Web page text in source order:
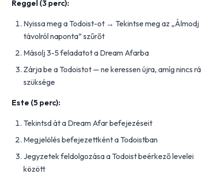
Reggel (3 perc):
Nyissa meg a Todoist-ot → Tekintse meg az „Álmodj
távolról naponta” szűrőt
Másolj 3-5 feladatot a Dream Afarba
Zárja be a Todoistot — ne keressen újra, amíg nincs rá
szüksége
Este (5 perc):
Tekintsd át a Dream Afar befejezéseit
Megjelölés befejezettként a Todoistban
Jegyzetek feldolgozása a Todoist beérkező levelei
között